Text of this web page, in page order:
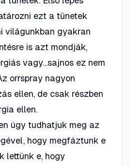
ezt a tünetek
világunkban gyakran
is azt mondják,
vagy…sajnos ez nem
orrspray nagyon
ellen, de csak részben
ellen.
úgy tudhatjuk meg az
hogy megfáztunk e
lettünk e, hogy